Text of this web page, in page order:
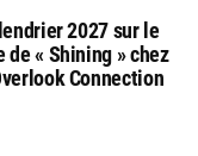
2027 sur le
de « Shining » chez
Connection